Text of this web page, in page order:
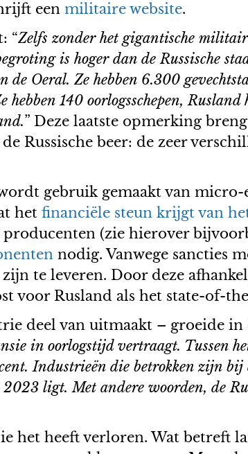
een militaire website.
“Zelfs zonder het gigantische
is hoger dan de Russische
Oeral. Ze hebben 6.300
140 oorlogsschepen,
” Deze laatste opmerking
Russische beer: de zeer
gebruik gemaakt van
het financiële steun krijgt van
(zie hierover
nodig. Vanwege sancties
te leveren. Door deze
voor Rusland als het state-of-
deel van uitmaakt – groeide in
in oorlogstijd vertraagt. Tussen
Industrieën die betrokken zijn
ligt. Met andere woorden, de
het heeft verloren. Wat betreft